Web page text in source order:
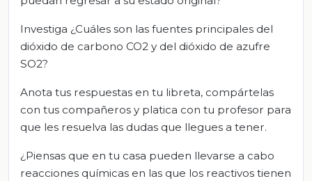
Investiga ¿Cuáles son las fuentes principales del
dióxido de carbono CO2 y del dióxido de azufre
SO2?
Anota tus respuestas en tu libreta, compártelas
con tus compañeros y platica con tu profesor para
que les resuelva las dudas que llegues a tener.
¿Piensas que en tu casa pueden llevarse a cabo
reacciones químicas en las que los reactivos tienen